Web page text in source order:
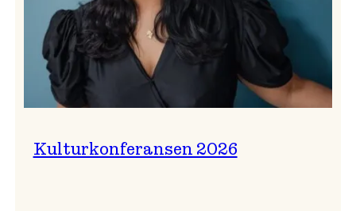
Kulturkonferansen 2026